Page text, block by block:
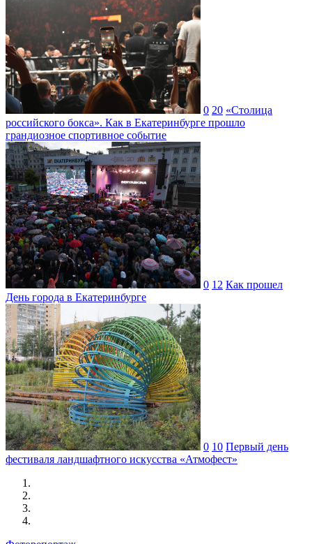
0 20 «Столица
российского бокса». Как в Екатеринбурге прошло
грандиозное спортивное событие
0 12 Как прошел
День города в Екатеринбурге
0 10 Первый день
фестиваля ландшафтного искусства «Атмофест»